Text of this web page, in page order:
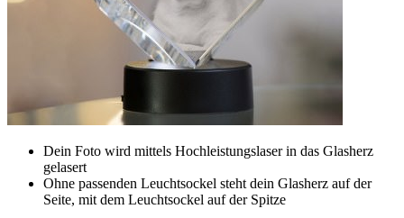
Dein Foto wird mittels Hochleistungslaser in das Glasherz
gelasert
Ohne passenden Leuchtsockel steht dein Glasherz auf der
Seite, mit dem Leuchtsockel auf der Spitze